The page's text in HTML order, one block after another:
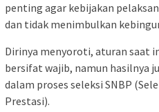
penting agar kebijakan
dan tidak menimbulkan
Dirinya menyoroti, aturan saat
bersifat wajib, namun hasilnya
dalam proses seleksi SNBP
Prestasi).